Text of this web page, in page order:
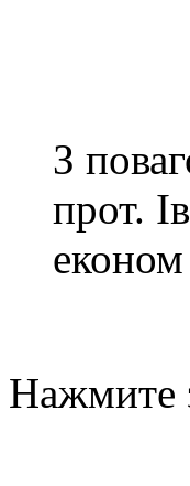
З
прот.
економ
Нажмите